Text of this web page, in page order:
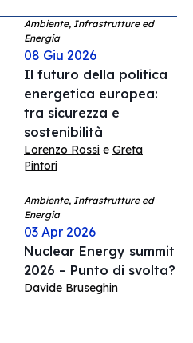
Ambiente, Infrastrutture ed
Energia
08 Giu 2026
Il futuro della politica
energetica europea:
tra sicurezza e
sostenibilità
Lorenzo Rossi e Greta
Pintori
Ambiente, Infrastrutture ed
Energia
03 Apr 2026
Nuclear Energy summit
2026 – Punto di svolta?
Davide Bruseghin